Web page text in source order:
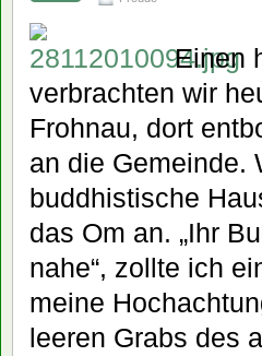
Einen
verbrachten wir
Frohnau, dort
an die Gemeinde.
buddhistische
das Om an. „Ihr
nahe“, zollte ich
meine
leeren Grabs des